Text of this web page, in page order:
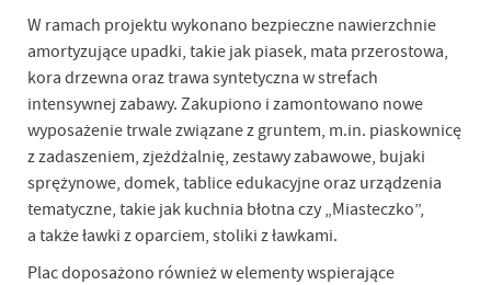
W ramach projektu wykonano bezpieczne nawierzchnie
amortyzujące upadki, takie jak piasek, mata przerostowa,
kora drzewna oraz trawa syntetyczna w strefach
intensywnej zabawy. Zakupiono i zamontowano nowe
wyposażenie trwale związane z gruntem, m.in. piaskownicę
z zadaszeniem, zjeżdżalnię, zestawy zabawowe, bujaki
sprężynowe, domek, tablice edukacyjne oraz urządzenia
tematyczne, takie jak kuchnia błotna czy „Miasteczko”,
a także ławki z oparciem, stoliki z ławkami.
Plac doposażono również w elementy wspierające